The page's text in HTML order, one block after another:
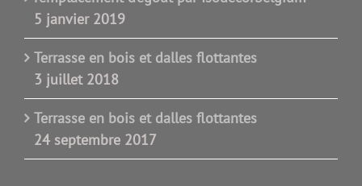
5 janvier 2019
Terrasse en bois et dalles flottantes
3 juillet 2018
Terrasse en bois et dalles flottantes
24 septembre 2017